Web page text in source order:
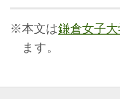
※本文は鎌倉女子
ます。